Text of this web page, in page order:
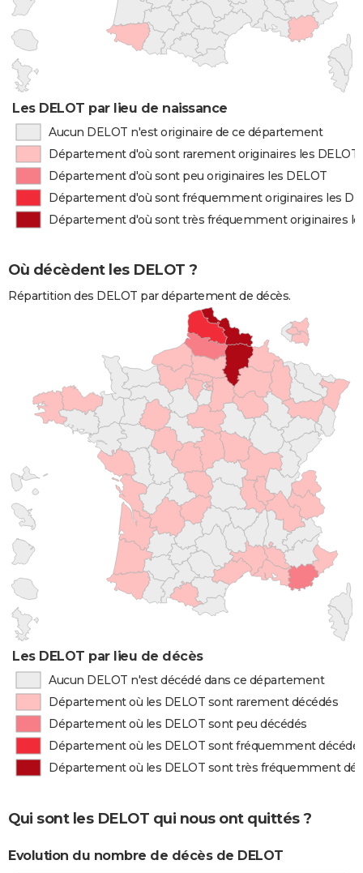
Les DELOT par lieu de naissance
Aucun DELOT n'est originaire de ce département
Département d'où sont rarement originaires les DELOT
Département d'où sont peu originaires les DELOT
Département d'où sont fréquemment originaires les
Département d'où sont très fréquemment originaires
Où décèdent les DELOT ?
Répartition des DELOT par département de décès.
Les DELOT par lieu de décès
Aucun DELOT n'est décédé dans ce département
Département où les DELOT sont rarement décédés
Département où les DELOT sont peu décédés
Département où les DELOT sont fréquemment
Département où les DELOT sont très fréquemment
Qui sont les DELOT qui nous ont quittés ?
Evolution du nombre de décès de DELOT